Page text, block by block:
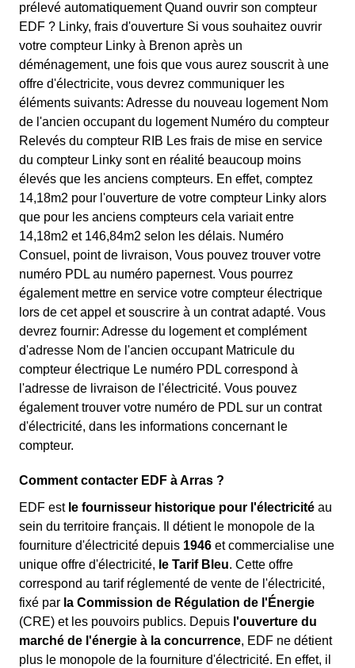
prélevé automatiquement Quand ouvrir son compteur
EDF ? Linky, frais d'ouverture Si vous souhaitez ouvrir
votre compteur Linky à Brenon après un
déménagement, une fois que vous aurez souscrit à une
offre d'électricite, vous devrez communiquer les
éléments suivants: Adresse du nouveau logement Nom
de l'ancien occupant du logement Numéro du compteur
Relevés du compteur RIB Les frais de mise en service
du compteur Linky sont en réalité beaucoup moins
élevés que les anciens compteurs. En effet, comptez
14,18m2 pour l'ouverture de votre compteur Linky alors
que pour les anciens compteurs cela variait entre
14,18m2 et 146,84m2 selon les délais. Numéro
Consuel, point de livraison, Vous pouvez trouver votre
numéro PDL au numéro papernest. Vous pourrez
également mettre en service votre compteur électrique
lors de cet appel et souscrire à un contrat adapté. Vous
devrez fournir: Adresse du logement et complément
d'adresse Nom de l'ancien occupant Matricule du
compteur électrique Le numéro PDL correspond à
l'adresse de livraison de l'électricité. Vous pouvez
également trouver votre numéro de PDL sur un contrat
d'électricité, dans les informations concernant le
compteur.
Comment contacter EDF à Arras ?
EDF est le fournisseur historique pour l'électricité au
sein du territoire français. Il détient le monopole de la
fourniture d'électricité depuis 1946 et commercialise une
unique offre d'électricité, le Tarif Bleu. Cette offre
correspond au tarif réglementé de vente de l'électricité,
fixé par la Commission de Régulation de l'Énergie
(CRE) et les pouvoirs publics. Depuis l'ouverture du
marché de l'énergie à la concurrence, EDF ne détient
plus le monopole de la fourniture d'électricité. En effet, il